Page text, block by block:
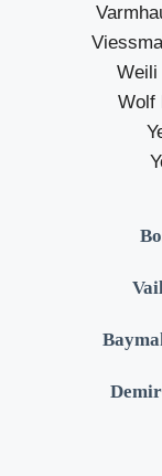
Weili
Wolf